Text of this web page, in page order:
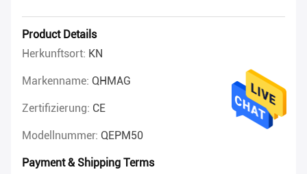
Product Details
Herkunftsort: KN
Markenname: QHMAG
Zertifizierung: CE
Modellnummer: QEPM50
Payment & Shipping Terms